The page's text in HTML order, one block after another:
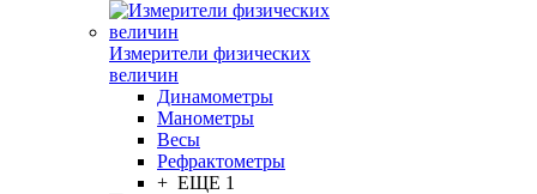
Измерители физических
величин
Динамометры
Манометры
Весы
Рефрактометры
+ ЕЩЕ 1